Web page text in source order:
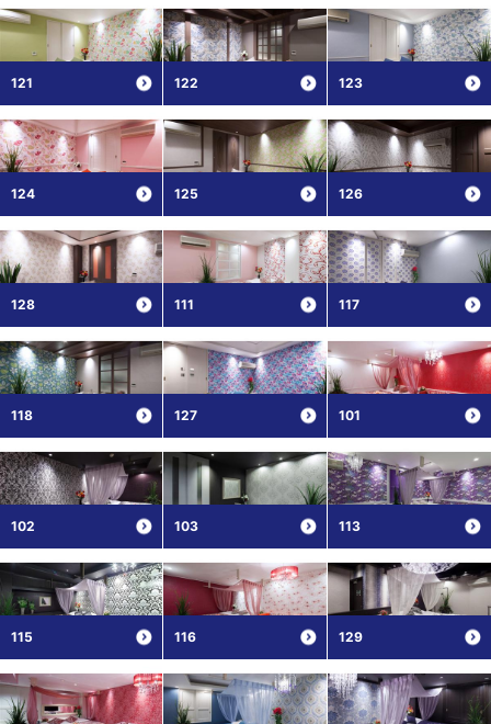
121 122 123
124 125 126
128 111 117
118 127 101
102 103 113
115 116 129